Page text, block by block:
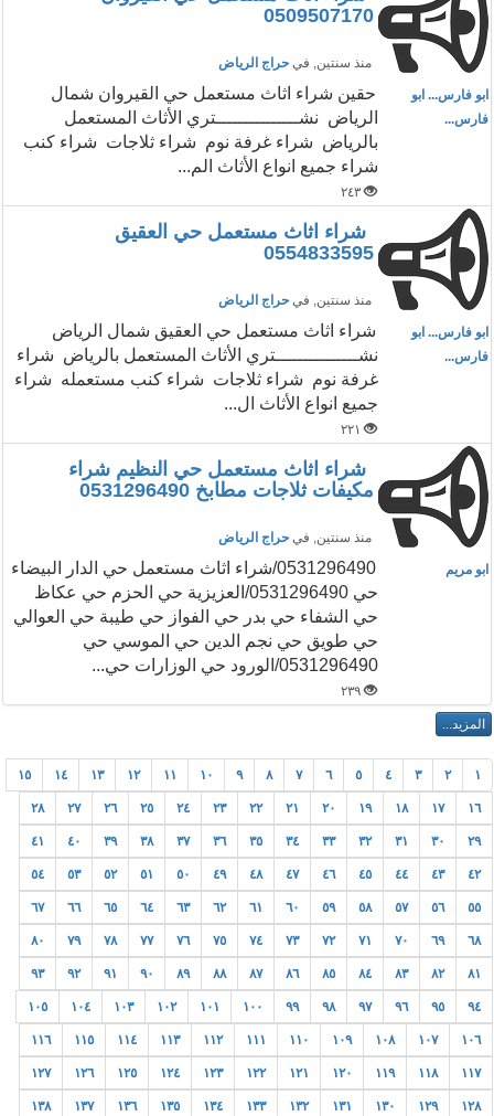
0509507170
منذ سنتين, في حراج الرياض
ابو فارس... ابو
فارس...
حقين شراء اثاث مستعمل حي القيروان شمال
الرياض نشـــــــــــــــتري الأثاث المستعمل
بالرياض شراء غرفة نوم شراء ثلاجات شراء كنب
شراء جميع انواع الأثاث الم...
٢٤٣
شراء اثاث مستعمل حي العقيق
0554833595
منذ سنتين, في حراج الرياض
ابو فارس... ابو
فارس...
شراء اثاث مستعمل حي العقيق شمال الرياض
نشـــــــــــــــتري الأثاث المستعمل بالرياض شراء
غرفة نوم شراء ثلاجات شراء كنب مستعمله شراء
جميع انواع الأثاث ال...
٢٢١
شراء اثاث مستعمل حي النظيم شراء
مكيفات ثلاجات مطابخ 0531296490
منذ سنتين, في حراج الرياض
ابو مريم
0531296490/شراء اثاث مستعمل حي الدار البيضاء
حي 0531296490/العزيزية حي الحزم حي عكاظ
حي الشفاء حي بدر حي الفواز حي طيبة حي العوالي
حي طويق حي نجم الدين حي الموسي حي
0531296490/الورود حي الوزارات حي...
٢٣٩
١ ٢ ٣ ٤ ٥ ٦ ٧ ٨ ٩ ١٠ ١١ ١٢ ١٣ ١٤ ١٥
١٦ ١٧ ١٨ ١٩ ٢٠ ٢١ ٢٢ ٢٣ ٢٤ ٢٥ ٢٦ ٢٧ ٢٨
٢٩ ٣٠ ٣١ ٣٢ ٣٣ ٣٤ ٣٥ ٣٦ ٣٧ ٣٨ ٣٩ ٤٠ ٤١
٤٢ ٤٣ ٤٤ ٤٥ ٤٦ ٤٧ ٤٨ ٤٩ ٥٠ ٥١ ٥٢ ٥٣ ٥٤
٥٥ ٥٦ ٥٧ ٥٨ ٥٩ ٦٠ ٦١ ٦٢ ٦٣ ٦٤ ٦٥ ٦٦ ٦٧
٦٨ ٦٩ ٧٠ ٧١ ٧٢ ٧٣ ٧٤ ٧٥ ٧٦ ٧٧ ٧٨ ٧٩ ٨٠
٨١ ٨٢ ٨٣ ٨٤ ٨٥ ٨٦ ٨٧ ٨٨ ٨٩ ٩٠ ٩١ ٩٢ ٩٣
٩٤ ٩٥ ٩٦ ٩٧ ٩٨ ٩٩ ١٠٠ ١٠١ ١٠٢ ١٠٣ ١٠٤ ١٠٥
١٠٦ ١٠٧ ١٠٨ ١٠٩ ١١٠ ١١١ ١١٢ ١١٣ ١١٤ ١١٥ ١١٦
١١٧ ١١٨ ١١٩ ١٢٠ ١٢١ ١٢٢ ١٢٣ ١٢٤ ١٢٥ ١٢٦ ١٢٧
١٢٨ ١٢٩ ١٣٠ ١٣١ ١٣٢ ١٣٣ ١٣٤ ١٣٥ ١٣٦ ١٣٧ ١٣٨